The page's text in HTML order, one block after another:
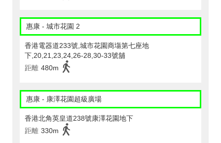
惠康 - 城市花園 2
香港電器道233號,城市花園商塲第七座地
下,20,21,23,24,26-28,30-33號舖
距離 480m
惠康 - 康澤花園超級廣場
香港北角英皇道238號康澤花園地下
距離 330m